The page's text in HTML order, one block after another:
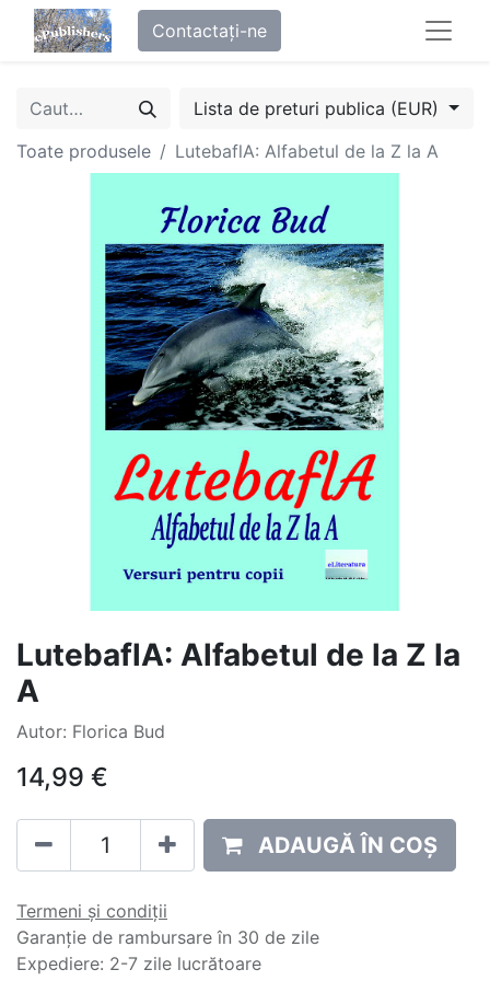
Contactați-ne
Lista de preturi publica (EUR)
Toate produsele
LutebaflA: Alfabetul de la Z la A
LutebaflA: Alfabetul de la Z la
A
Autor: Florica Bud
14,99 €
ADAUGĂ ÎN COȘ
Termeni și condiții
Garanție de rambursare în 30 de zile
Expediere: 2-7 zile lucrătoare